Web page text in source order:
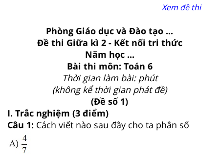
Xem đề thi
Phòng Giáo dục và Đào tạo ...
Đề thi Giữa kì 2 - Kết nối tri thức
Năm học ...
Bài thi môn: Toán 6
Thời gian làm bài: phút
(không kể thời gian phát đề)
(Đề số 1)
I. Trắc nghiệm (3 điểm)
Câu 1: Cách viết nào sau đây cho ta phân số